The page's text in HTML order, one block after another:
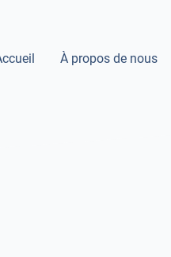
À propos de nous